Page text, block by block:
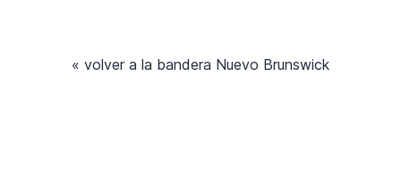
« volver a la bandera Nuevo Brunswick